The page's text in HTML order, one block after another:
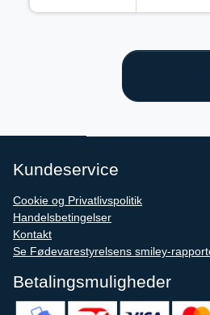
Kundeservice
Cookie og Privatlivspolitik
Handelsbetingelser
Kontakt
Se Fødevarestyrelsens smiley-
Betalingsmuligheder